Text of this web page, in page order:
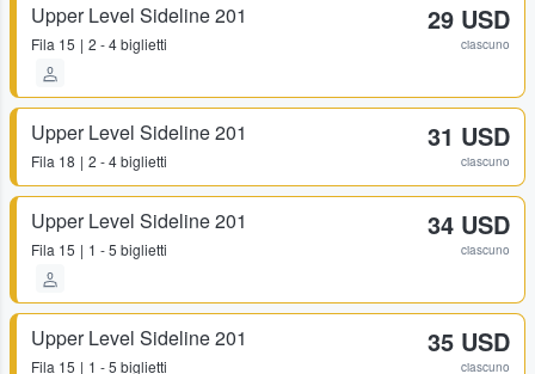
Upper Level Sideline 201
Fila 15 2 - 4 biglietti
29 USD
ciascuno
Upper Level Sideline 201
Fila 18 2 - 4 biglietti
31 USD
ciascuno
Upper Level Sideline 201
Fila 15 1 - 5 biglietti
34 USD
ciascuno
Upper Level Sideline 201
Fila 15 1 - 5 biglietti
35 USD
ciascuno